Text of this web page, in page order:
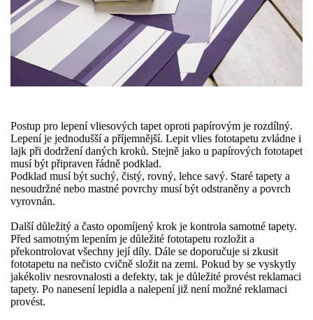
Postup pro lepení vliesových tapet oproti papírovým je rozdílný.
Lepení je jednodušší a příjemnější. Lepit vlies fototapetu zvládne i
lajk při dodržení daných kroků. Stejně jako u papírových fototapet
musí být připraven řádně podklad.
Podklad musí být suchý, čistý, rovný, lehce savý. Staré tapety a
nesoudržné nebo mastné povrchy musí být odstraněny a povrch
vyrovnán.
Další důležitý a často opomíjený krok je kontrola samotné tapety.
Před samotným lepením je důležité fototapetu rozložit a
překontrolovat všechny její díly. Dále se doporučuje si zkusit
fototapetu na nečisto cvičně složit na zemi. Pokud by se vyskytly
jakékoliv nesrovnalosti a defekty, tak je důležité provést reklamaci
tapety. Po nanesení lepidla a nalepení již není možné reklamaci
provést.